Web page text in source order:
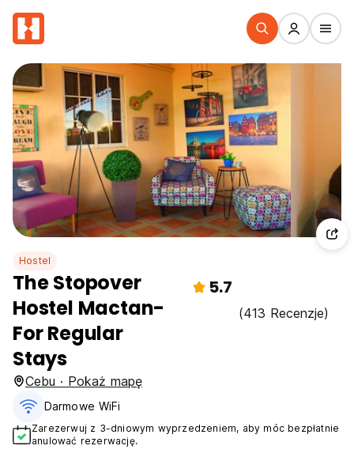
Hostel
The Stopover
Hostel Mactan-
For Regular
Stays
5.7
(413 Recenzje)
Cebu · Pokaż mapę
Darmowe WiFi
Zarezerwuj z 3-dniowym wyprzedzeniem, aby móc bezpłatnie
anulować rezerwację.